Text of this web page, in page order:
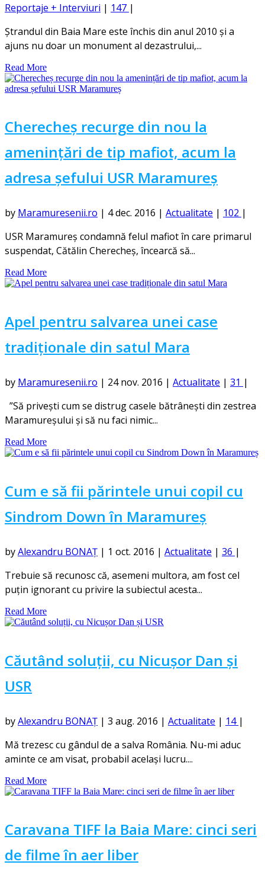
Reportaje + Interviuri | 147 |
Ștrandul din Baia Mare este închis din anul 2010 și a
ajuns nu doar un monument al dezastrului,...
Read More
Cherecheș recurge din nou la
amenințări de tip mafiot, acum la
adresa șefului USR Maramureș
by Maramuresenii.ro | 4 dec. 2016 | Actualitate | 102 |
USR Maramureş condamnă felul mafiot în care primarul
suspendat, Cătălin Cherecheş, încearcă să...
Read More
Apel pentru salvarea unei case
tradiționale din satul Mara
by Maramuresenii.ro | 24 nov. 2016 | Actualitate | 31 |
”Să privești cum se distrug casele bătrânești din zestrea
Maramureșului și să nu faci nimic...
Read More
Cum e să fii părintele unui copil cu
Sindrom Down în Maramureș
byAlexandru BONAȚ | 1 oct. 2016 | Actualitate | 36 |
Trebuie să recunosc că, asemeni multora, am fost cel
puțin ignorant cu privire la subiectul acesta...
Read More
Căutând soluții, cu Nicușor Dan și
USR
byAlexandru BONAȚ | 3 aug. 2016 | Actualitate | 14 |
Mă trezesc cu gândul de a salva România. Nu-mi aduc
aminte ce am visat, probabil același lucru....
Read More
Caravana TIFF la Baia Mare: cinci seri
de filme în aer liber